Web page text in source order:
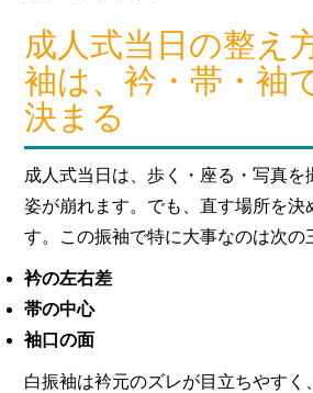
成人式当日の整え
袖は、衿・帯・袖
決まる
成人式当日は、歩く・座る・写真を
姿が崩れます。でも、直す場所を決
す。この振袖で特に大事なのは次の
衿の左右差
帯の中心
袖口の面
白振袖は衿元のズレが目立ちやすく